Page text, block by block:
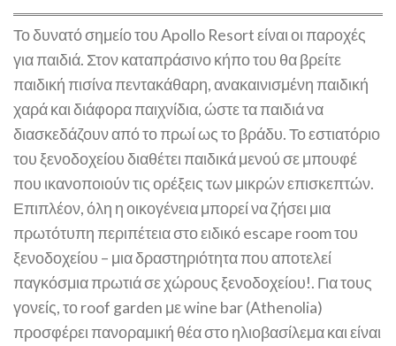
Το δυνατό σημείο του Apollo Resort είναι οι παροχές
για παιδιά. Στον καταπράσινο κήπο του θα βρείτε
παιδική πισίνα πεντακάθαρη, ανακαινισμένη παιδική
χαρά και διάφορα παιχνίδια, ώστε τα παιδιά να
διασκεδάζουν από το πρωί ως το βράδυ​. Το εστιατόριο
του ξενοδοχείου διαθέτει παιδικά μενού σε μπουφέ
που ικανοποιούν τις ορέξεις των μικρών επισκεπτών​.
Επιπλέον, όλη η οικογένεια μπορεί να ζήσει μια
πρωτότυπη περιπέτεια στο ειδικό escape room του
ξενοδοχείου – μια δραστηριότητα που αποτελεί
παγκόσμια πρωτιά σε χώρους ξενοδοχείου!​. Για τους
γονείς, το roof garden με wine bar (Athenolia)
προσφέρει πανοραμική θέα στο ηλιοβασίλεμα και είναι